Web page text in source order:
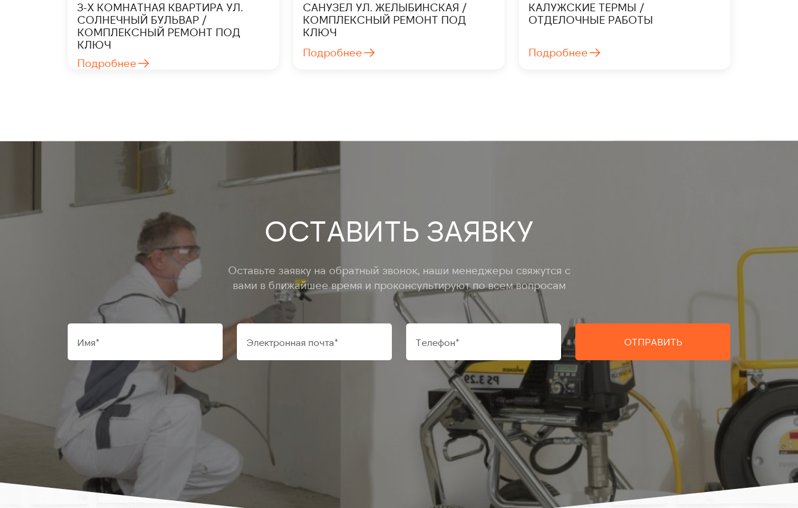
3-Х КОМНАТНАЯ КВАРТИРА УЛ.
СОЛНЕЧНЫЙ БУЛЬВАР /
КОМПЛЕКСНЫЙ РЕМОНТ ПОД
КЛЮЧ
Подробнее
САНУЗЕЛ УЛ. ЖЕЛЫБИНСКАЯ /
КОМПЛЕКСНЫЙ РЕМОНТ ПОД
КЛЮЧ
Подробнее
КАЛУЖСКИЕ ТЕРМЫ /
ОТДЕЛОЧНЫЕ РАБОТЫ
Подробнее
ОСТАВИТЬ ЗАЯВКУ
Оставьте заявку на обратный звонок, наши менеджеры свяжутся с
вами в ближайшее время и проконсультируют по всем вопросам
ОТПРАВИТЬ